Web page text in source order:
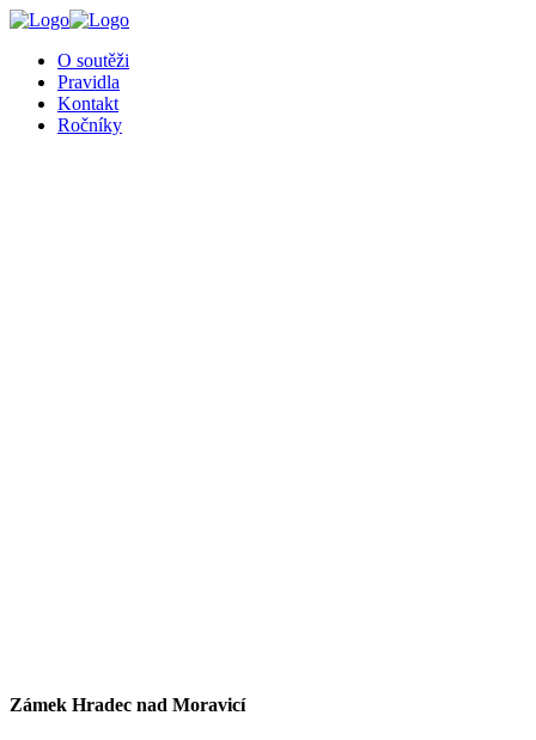
O soutěži
Pravidla
Kontakt
Ročníky
Zámek Hradec nad Moravicí